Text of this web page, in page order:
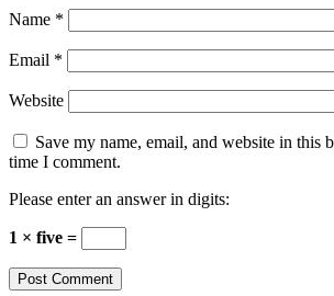
Name *
Email *
Website
Save my name, email, and website in this
time I comment.
Please enter an answer in digits:
1 × five =